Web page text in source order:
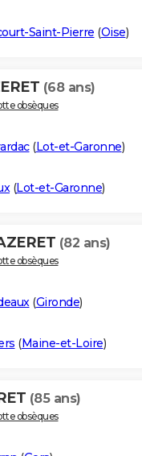
Saint-Pierre (Oise)
(68 ans)
obsèques
(Lot-et-Garonne)
(Lot-et-Garonne)
(82 ans)
obsèques
(Gironde)
(Maine-et-Loire)
(85 ans)
obsèques